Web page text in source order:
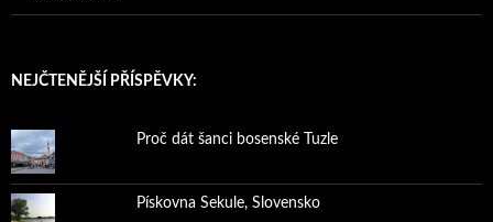
NEJČTENĚJŠÍ PŘÍSPĚVKY:
Proč dát šanci bosenské Tuzle
Pískovna Sekule, Slovensko